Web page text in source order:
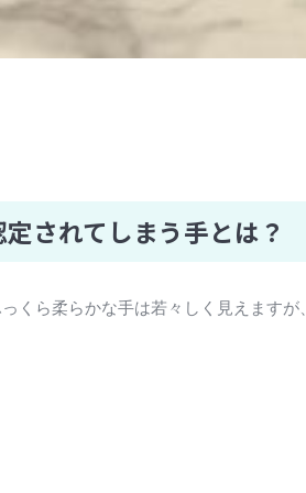
定されてしまう手とは？
くら柔らかな手は若々しく見えます